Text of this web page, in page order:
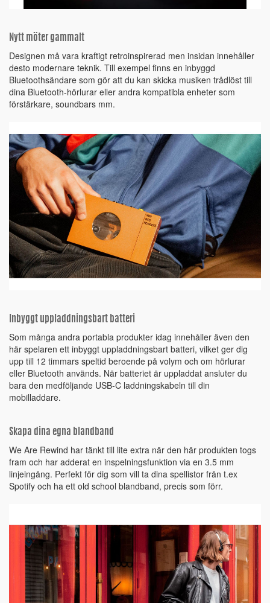
Nytt möter gammalt
Designen må vara kraftigt retroinspirerad men insidan innehåller
desto modernare teknik. Till exempel finns en inbyggd
Bluetoothsändare som gör att du kan skicka musiken trådlöst till
dina Bluetooth-hörlurar eller andra kompatibla enheter som
förstärkare, soundbars mm.
Inbyggt uppladdningsbart batteri
Som många andra portabla produkter idag innehåller även den
här spelaren ett inbyggt uppladdningsbart batteri, vilket ger dig
upp till 12 timmars speltid beroende på volym och om hörlurar
eller Bluetooth används. När batteriet är uppladdat ansluter du
bara den medföljande USB-C laddningskabeln till din
mobilladdare.
Skapa dina egna blandband
We Are Rewind har tänkt till lite extra när den här produkten togs
fram och har adderat en inspelningsfunktion via en 3.5 mm
linjeingång. Perfekt för dig som vill ta dina spellistor från t.ex
Spotify och ha ett old school blandband, precis som förr.